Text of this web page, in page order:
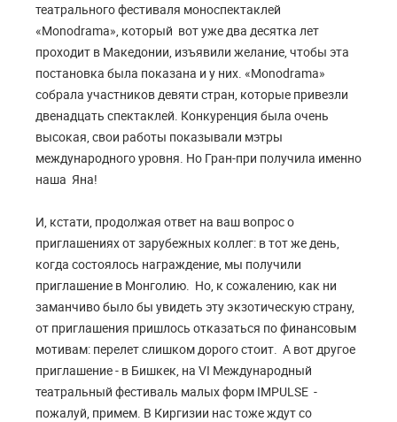
театрального фестиваля моноспектаклей
«Monodrama», который вот уже два десятка лет
проходит в Македонии, изъявили желание, чтобы эта
постановка была показана и у них. «Monodrama»
собрала участников девяти стран, которые привезли
двенадцать спектаклей. Конкуренция была очень
высокая, свои работы показывали мэтры
международного уровня. Но Гран-при получила именно
наша Яна!
И, кстати, продолжая ответ на ваш вопрос о
приглашениях от зарубежных коллег: в тот же день,
когда состоялось награждение, мы получили
приглашение в Монголию. Но, к сожалению, как ни
заманчиво было бы увидеть эту экзотическую страну,
от приглашения пришлось отказаться по финансовым
мотивам: перелет слишком дорого стоит. А вот другое
приглашение - в Бишкек, на VI Международный
театральный фестиваль малых форм IMPULSE -
пожалуй, примем. В Киргизии нас тоже ждут со